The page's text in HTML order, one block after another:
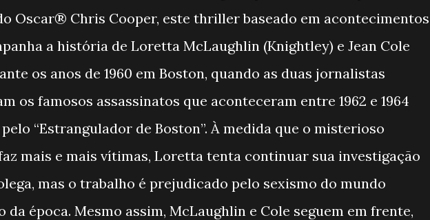
Oscar® Chris Cooper, este thriller baseado em acontecimentos
a história de Loretta McLaughlin (Knightley) e Jean Cole
os anos de 1960 em Boston, quando as duas jornalistas
os famosos assassinatos que aconteceram entre 1962 e 1964
“Estrangulador de Boston”. À medida que o misterioso
mais e mais vítimas, Loretta tenta continuar sua investigação
mas o trabalho é prejudicado pelo sexismo do mundo
época. Mesmo assim, McLaughlin e Cole seguem em frente,